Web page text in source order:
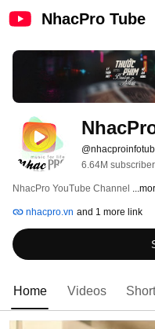
NhacPro Tube
6.64M
NhacPro YouTube Channel
nhacpro.vn and 1 more link
Home Videos